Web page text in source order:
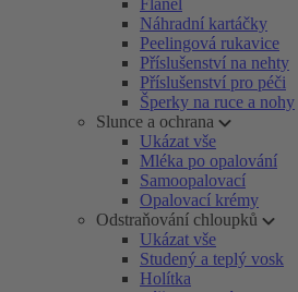
Flanel
Náhradní kartáčky
Peelingová rukavice
Příslušenství na nehty
Příslušenství pro péči
Šperky na ruce a nohy
Slunce a ochrana
Ukázat vše
Mléka po opalování
Samoopalovací
Opalovací krémy
Odstraňování chloupků
Ukázat vše
Studený a teplý vosk
Holítka